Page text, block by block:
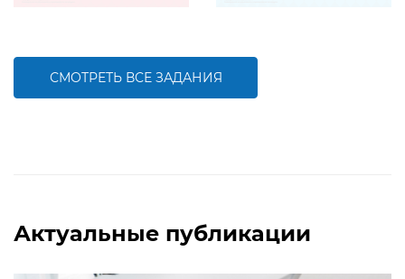
СМОТРЕТЬ ВСЕ ЗАДАНИЯ
Актуальные публикации